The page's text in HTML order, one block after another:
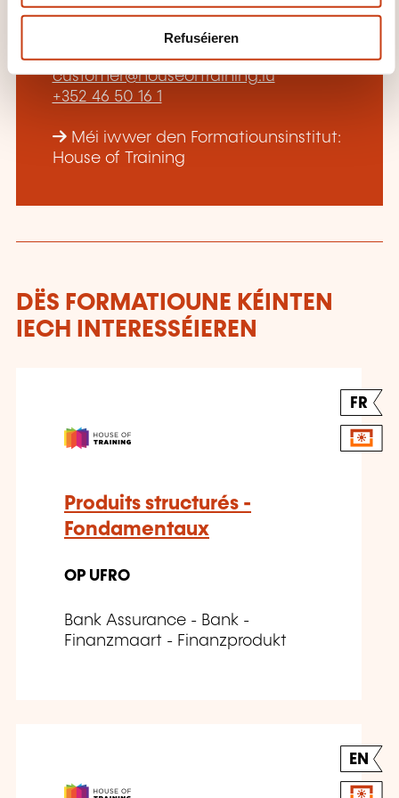
Refuséieren
kontaktéieren?
House of Training
customer@houseoftraining.lu
+352 46 50 16 1
Méi iwwer den Formatiounsinstitut:
House of Training
DËS FORMATIOUNE KÉINTEN
IECH INTERESSÉIEREN
FR
Produits structurés -
Fondamentaux
OP UFRO
Bank Assurance - Bank -
Finanzmaart - Finanzprodukt
EN